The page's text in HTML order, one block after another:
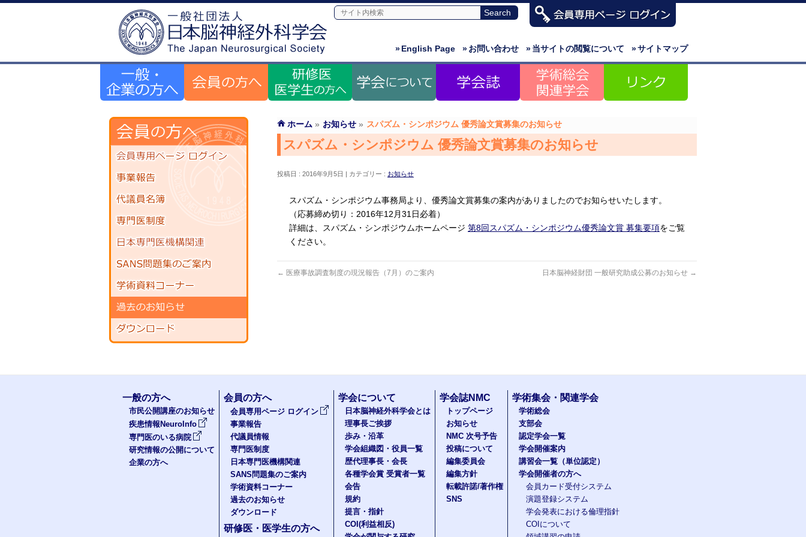
»サイトマップ
»当サイトの閲覧について
»お問い合わせ
»English Page
ホーム » お知らせ » スパズム・シンポジウム 優秀論文賞募集のお知らせ
スパズム・シンポジウム 優秀論文賞募集のお知らせ
投稿日 : 2016年9月5日 カテゴリー : お知らせ
スパズム・シンポジウム事務局より、優秀論文賞募集の案内がありましたのでお知らせいたします。
（応募締め切り：2016年12月31日必着）
詳細は、スパズム・シンポジウムホームページ 第8回スパズム・シンポジウム優秀論文賞 募集要項をご覧
ください。
← 医療事故調査制度の現況報告（7月）のご案内 日本脳神経財団 一般研究助成公募のお知らせ →
一般の方へ
市民公開講座のお知らせ
疾患情報NeuroInfo
専門医のいる病院
研究情報の公開について
企業の方へ
会員の方へ
会員専用ページ ログイン
事業報告
代議員情報
専門医制度
日本専門医機構関連
SANS問題集のご案内
学術資料コーナー
過去のお知らせ
ダウンロード
研修医・医学生の方へ
学会について
日本脳神経外科学会とは
理事長ご挨拶
歩み・沿革
学会組織図・役員一覧
歴代理事長・会長
各種学会賞 受賞者一覧
会告
規約
提言・指針
COI(利益相反)
学会誌NMC
トップページ
お知らせ
NMC 次号予告
投稿について
編集委員会
編集方針
転載許諾/著作権
SNS
学術集会・関連学会
学術総会
支部会
認定学会一覧
学会開催案内
講習会一覧（単位認定）
学会開催者の方へ
会員カード受付システム
演題登録システム
学会発表における倫理指針
COIについて